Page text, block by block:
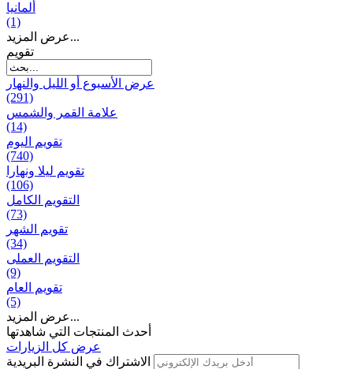
ألمانيا
(1)
عرض المزيد...
تقويم
عرض الأسبوع أو الليل والنهار
(291)
علامة القمر والشمس
(14)
تقویم الیوم
(740)
تقويم ليلا ونهارا
(106)
التقويم الكامل
(73)
تقويم الشهر
(34)
التقويم العملی
(9)
تقويم العام
(5)
عرض المزيد...
أحدث المنتجات التي شاهدتها
عرض كل الزيارات
الاشتراك في النشرة البريدية